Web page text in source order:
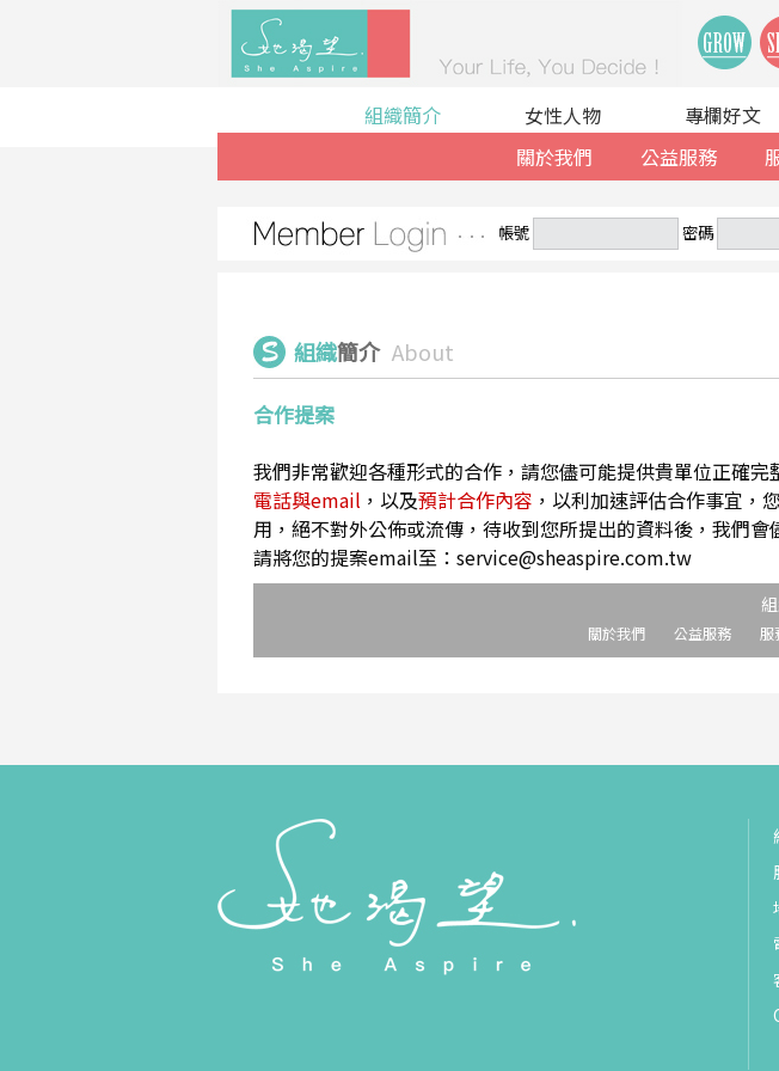
組織簡介
關於我們
公益服務
女性人物 專欄好文
帳號 密碼
組織簡介 About
合作提案
我們非常歡迎各種形式的合作，請您儘可能提供貴單位正確完
電話與email ，以及預計合作內容 ，以利加速評估合作事宜，
用，絕不對外公佈或流傳，待收到您所提出的資料後，我們會
請將您的提案email至：service@sheaspire.com.tw
關於我們 公益服務 服